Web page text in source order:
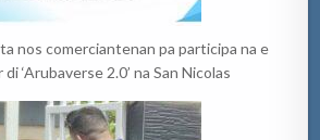
nos comerciantenan pa participa na e
‘Arubaverse 2.0’ na San Nicolas